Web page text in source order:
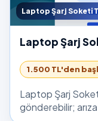
Laptop Şarj Soketi
Laptop Şarj
1.500 TL'den
Laptop Şarj
gönderebilir;